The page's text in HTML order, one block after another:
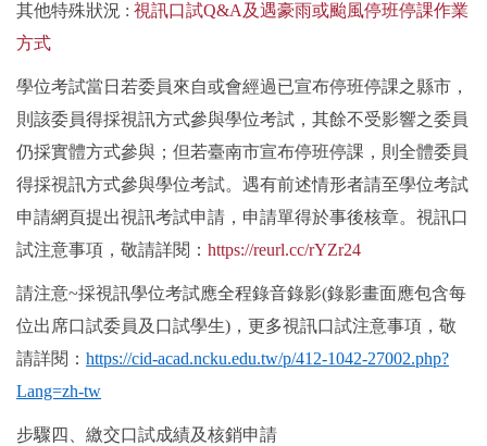
其他特殊狀況 : 視訊口試Q&A及遇豪雨或颱風停班停課作業
方式
學位考試當日若委員來自或會經過已宣布停班停課之縣市，
則該委員得採視訊方式參與學位考試，其餘不受影響之委員
仍採實體方式參與；但若臺南市宣布停班停課，則全體委員
得採視訊方式參與學位考試。遇有前述情形者請至學位考試
申請網頁提出視訊考試申請，申請單得於事後核章。視訊口
試注意事項，敬請詳閱： https://reurl.cc/rYZr24
請注意~採視訊學位考試應全程錄音錄影(錄影畫面應包含每
位出席口試委員及口試學生) ，更多視訊口試注意事項，敬
請詳閱： https://cid-acad.ncku.edu.tw/p/412-1042-27002.php?
Lang=zh-tw
步驟四、繳交口試成績及核銷申請